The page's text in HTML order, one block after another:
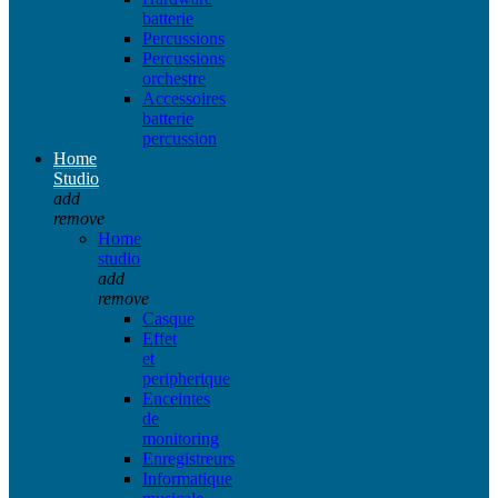
batterie
Percussions
Percussions
orchestre
Accessoires
batterie
percussion
Home
Studio
add
remove
Home
studio
add
remove
Casque
Effet
et
peripherique
Enceintes
de
monitoring
Enregistreurs
Informatique